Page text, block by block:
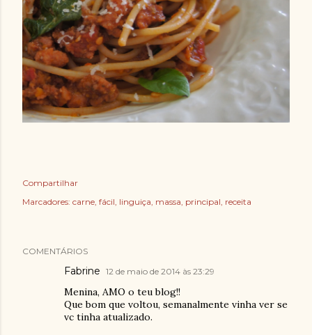
Compartilhar
Marcadores: carne fácil linguiça massa principal receita
COMENTÁRIOS
Fabrine 12 de maio de 2014 às 23:29
Menina, AMO o teu blog!!
Que bom que voltou, semanalmente vinha ver se
vc tinha atualizado.